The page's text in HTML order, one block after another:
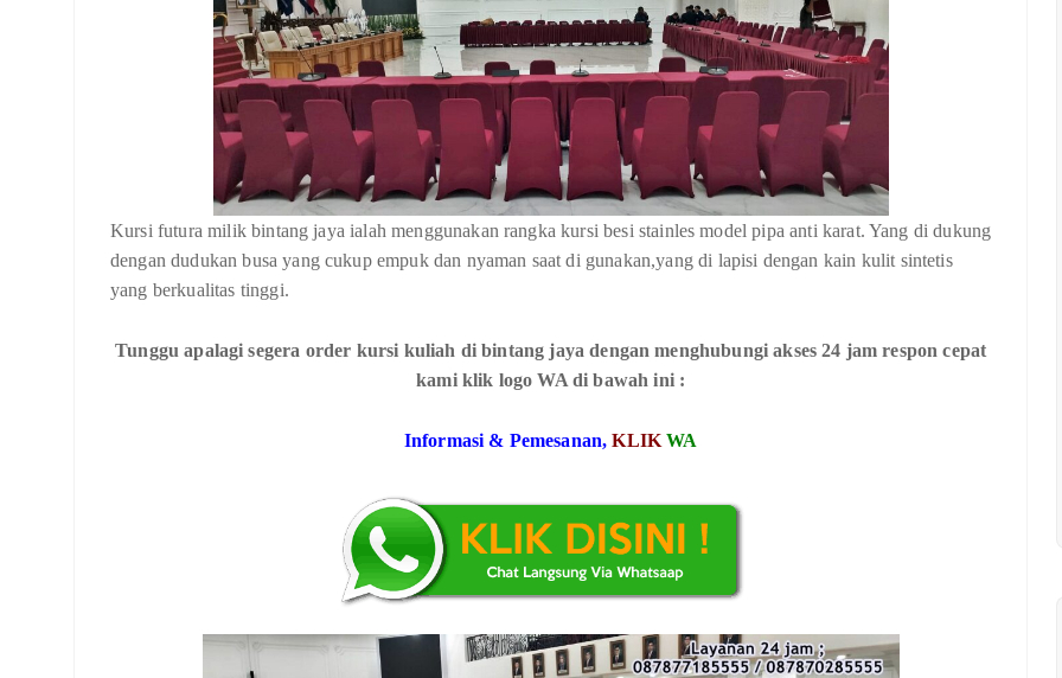
Kursi futura milik bintang jaya ialah menggunakan rangka kursi besi stainles model pipa anti karat. Yang di dukung
dengan dudukan busa yang cukup empuk dan nyaman saat di gunakan,yang di lapisi dengan kain kulit sintetis
yang berkualitas tinggi.
Tunggu apalagi segera order kursi kuliah di bintang jaya dengan menghubungi akses 24 jam respon cepat
kami klik logo WA di bawah ini :
Informasi & Pemesanan,KLIK WA